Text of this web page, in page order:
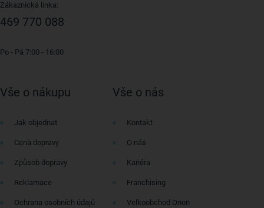
Zákaznická linka:
469 770 088
Po - Pá 7:00 - 16:00
Vše o nákupu
Jak objednat
Cena dopravy
Způsob dopravy
Reklamace
Ochrana osobních údajů
Vše o nás
Kontakt
O nás
Kariéra
Franchising
Velkoobchod Orion